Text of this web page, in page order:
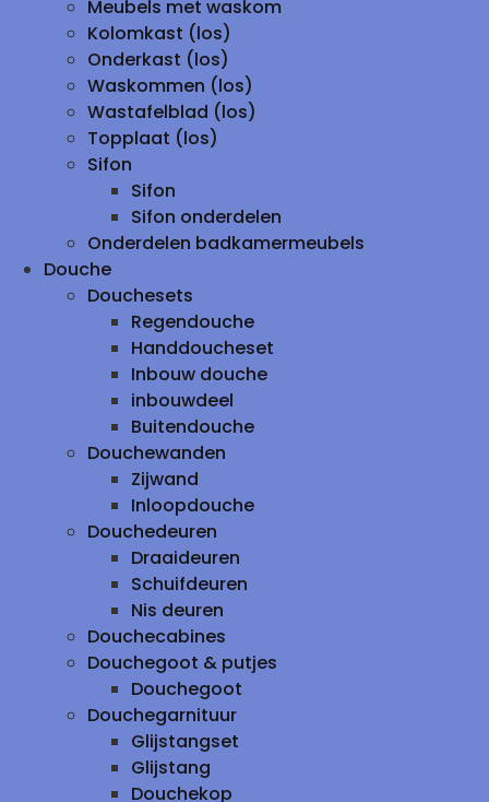
Meubels met waskom
Kolomkast (los)
Onderkast (los)
Waskommen (los)
Wastafelblad (los)
Topplaat (los)
Sifon
Sifon
Sifon onderdelen
Onderdelen badkamermeubels
Douche
Douchesets
Regendouche
Handdoucheset
Inbouw douche
inbouwdeel
Buitendouche
Douchewanden
Zijwand
Inloopdouche
Douchedeuren
Draaideuren
Schuifdeuren
Nis deuren
Douchecabines
Douchegoot & putjes
Douchegoot
Douchegarnituur
Glijstangset
Glijstang
Douchekop